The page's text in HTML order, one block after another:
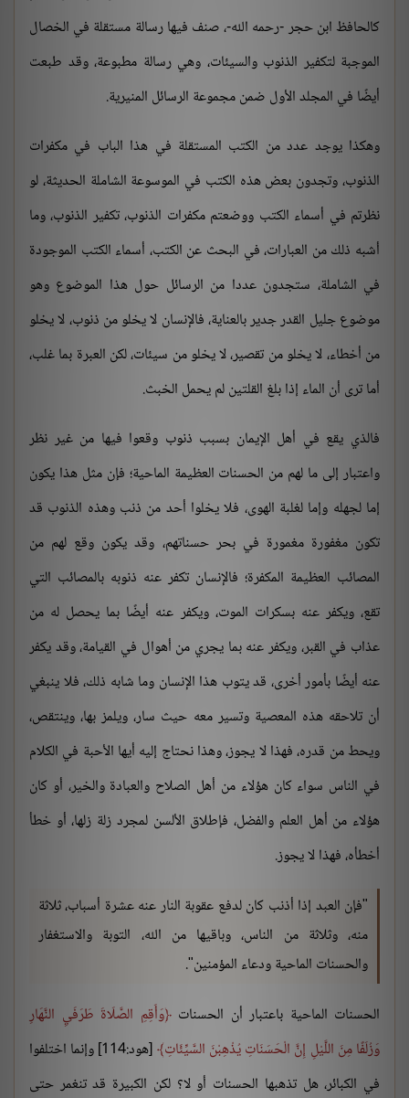
كالحافظ ابن حجر -رحمه الله-، صنف فيها رسالة مستقلة في الخصال
الموجبة لتكفير الذنوب والسيئات، وهي رسالة مطبوعة، وقد طبعت
أيضًا في المجلد الأول ضمن مجموعة الرسائل المنيرية.
وهكذا يوجد عدد من الكتب المستقلة في هذا الباب في مكفرات
الذنوب، وتجدون بعض هذه الكتب في الموسوعة الشاملة الحديثة، لو
نظرتم في أسماء الكتب ووضعتم مكفرات الذنوب، تكفير الذنوب، وما
أشبه ذلك من العبارات، في البحث عن الكتب، أسماء الكتب الموجودة
في الشاملة، ستجدون عددا من الرسائل حول هذا الموضوع وهو
موضوع جليل القدر جدير بالعناية، فالإنسان لا يخلو من ذنوب، لا يخلو
من أخطاء، لا يخلو من تقصير، لا يخلو من سيئات، لكن العبرة بما غلب،
أما ترى أن الماء إذا بلغ القلتين لم يحمل الخبث.
فالذي يقع في أهل الإيمان بسبب ذنوب وقعوا فيها من غير نظر
واعتبار إلى ما لهم من الحسنات العظيمة الماحية؛ فإن مثل هذا يكون
إما لجهله وإما لغلبة الهوى، فلا يخلوا أحد من ذنب وهذه الذنوب قد
تكون مغفورة مغمورة في بحر حسناتهم، وقد يكون وقع لهم من
المصائب العظيمة المكفرة؛ فالإنسان تكفر عنه ذنوبه بالمصائب التي
تقع، ويكفر عنه بسكرات الموت، ويكفر عنه أيضًا بما يحصل له من
عذاب في القبر، ويكفر عنه بما يجري من أهوال في القيامة، وقد يكفر
عنه أيضًا بأمور أخرى، قد يتوب هذا الإنسان وما شابه ذلك، فلا ينبغي
أن تلاحقه هذه المعصية وتسير معه حيث سار، ويلمز بها، وينتقص،
ويحط من قدره، فهذا لا يجوز، وهذا نحتاج إليه أيها الأحبة في الكلام
في الناس سواء كان هؤلاء من أهل الصلاح والعبادة والخير، أو كان
هؤلاء من أهل العلم والفضل، فإطلاق الألسن لمجرد زلة زلها، أو خطأ
أخطأه، فهذا لا يجوز.
"فإن العبد إذا أذنب كان لدفع عقوبة النار عنه عشرة أسباب، ثلاثة
منه، وثلاثة من الناس، وباقيها من الله، التوبة والاستغفار
والحسنات الماحية ودعاء المؤمنين".
الحسنات الماحية باعتبار أن الحسنات وَأَقِمِ الصَّلَاةَ طَرَفَيِ النَّهَارِ
وَزُلَفًا مِنَ اللَّيْلِ إِنَّ الْحَسَنَاتِ يُذْهِبْنَ السَّيِّئَاتِ
[هود:114] وإنما اختلفوا
في الكبائر، هل تذهبها الحسنات أو لا؟ لكن الكبيرة قد تنغمر حتى